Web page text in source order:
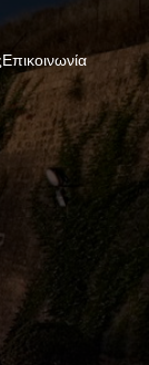
Επικοινωνία